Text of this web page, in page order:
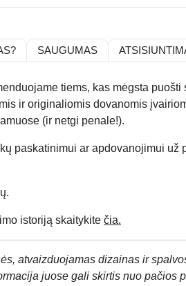
SAUGUMAS
tiems, kas mėgsta
ir originaliomis dovanomis
(ir netgi penale!).
paskatinimui ar apdovanojimui
istoriją skaitykite čia.
atvaizduojamas dizainas ir
juose gali skirtis nuo